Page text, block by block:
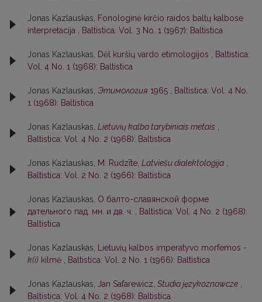
Jonas Kazlauskas, Fonologinė kirčio raidos baltų kalbose
interpretacija , Baltistica: Vol. 3 No. 1 (1967): Baltistica
Jonas Kazlauskas, Dėl kuršių vardo etimologijos , Baltistica:
Vol. 4 No. 1 (1968): Baltistica
Jonas Kazlauskas, Этимология 1965 , Baltistica: Vol. 4 No.
1 (1968): Baltistica
Jonas Kazlauskas, Lietuvių kalba tarybiniais metais ,
Baltistica: Vol. 4 No. 2 (1968): Baltistica
Jonas Kazlauskas, M. Rudzīte, Latviešu dialektoloģija ,
Baltistica: Vol. 2 No. 2 (1966): Baltistica
Jonas Kazlauskas, О балто-славянской форме
дательного пад. мн. и дв. ч. , Baltistica: Vol. 4 No. 2 (1968):
Baltistica
Jonas Kazlauskas, Lietuvių kalbos imperatyvo morfemos -
k(i) kilmė , Baltistica: Vol. 2 No. 1 (1966): Baltistica
Jonas Kazlauskas, Jan Safarewicz, Studia językoznawcze ,
Baltistica: Vol. 4 No. 2 (1968): Baltistica